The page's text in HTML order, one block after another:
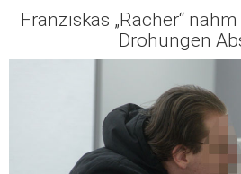
Franziskas „Rächer“
Drohungen